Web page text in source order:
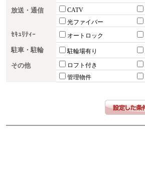
放送・通信 CATV
光ファイバー
ｾｷｭﾘﾃｨｰ オートロック
駐車・駐輪 駐輪場有り
その他 ロフト付き
管理物件